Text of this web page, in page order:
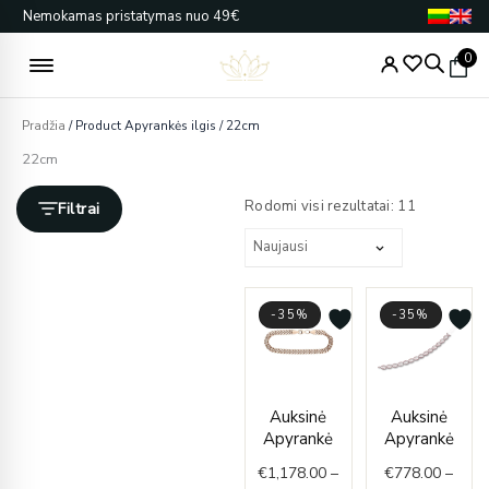
Pereiti
prie
turinio
Nemokamas pristatymas nuo 49€
0
Pradžia / Product Apyrankės ilgis / 22cm
22cm
Filtrai Rodomi visi rezultatai: 11pagal
-35%
Auksinė
Apyrankė
€1,178.00 –
€1,178.00
through
-35%
Auksinė
Apyrankė
€778.00 –
range: